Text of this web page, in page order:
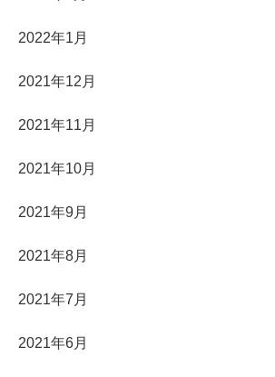
2022年1月
2021年12月
2021年11月
2021年10月
2021年9月
2021年8月
2021年7月
2021年6月